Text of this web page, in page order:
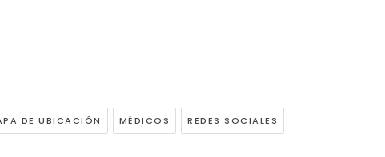
DE UBICACIÓN MÉDICOS REDES SOCIALES